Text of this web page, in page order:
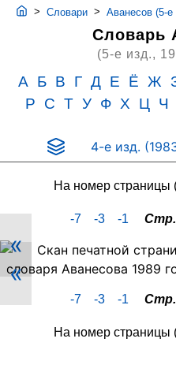
> Словари > Аванесов (5-е
Словарь
(5-е изд.,
А Б В Г Д Е Ё Ж
Р
С Т У Ф Х Ц Ч
4-е изд.
На номер страницы
-7 -3 -1 Стр.
Скан
PDF-
страницы
257
Аванесова
«
«
-7 -3 -1 Стр.
На номер страницы